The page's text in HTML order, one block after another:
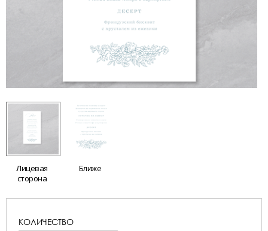
Лицевая
сторона
Ближе
КОЛИЧЕСТВО